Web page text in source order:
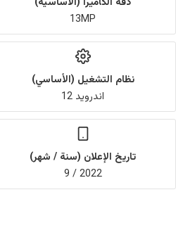
13MP
نظام التشغيل (الأساسي)
اندرويد 12
تاريخ الإعلان (سنة / شهر)
2022 / 9